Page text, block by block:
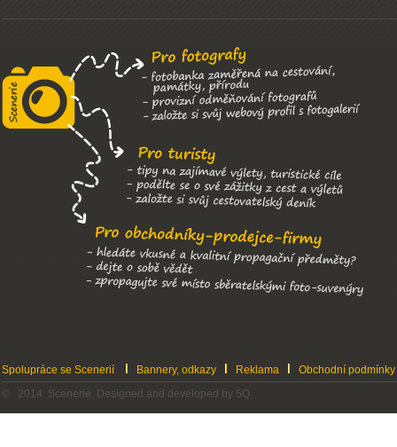
Spolupráce se Scenerií Bannery, odkazy Reklama
Obchodní podmínky
© 2014 Scenerie, Designed and developed by 5Q